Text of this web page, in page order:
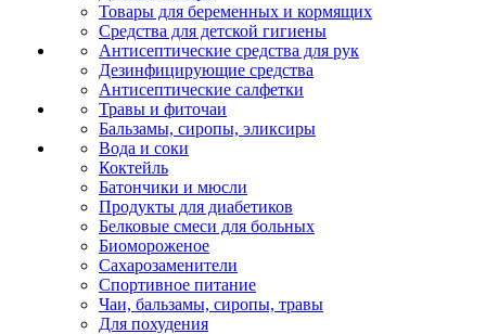
Товары для беременных и кормящих
Средства для детской гигиены
Антисептические средства для рук
Дезинфицирующие средства
Антисептические салфетки
Травы и фиточаи
Бальзамы, сиропы, эликсиры
Вода и соки
Коктейль
Батончики и мюсли
Продукты для диабетиков
Белковые смеси для больных
Биомороженое
Сахарозаменители
Спортивное питание
Чаи, бальзамы, сиропы, травы
Для похудения